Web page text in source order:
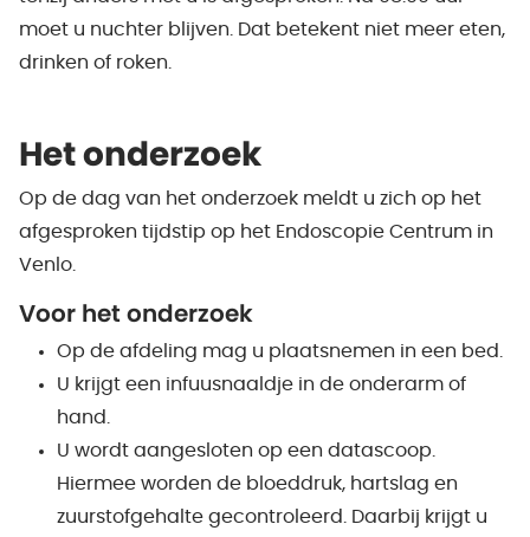
moet u nuchter blijven. Dat betekent niet meer eten,
drinken of roken.
Het onderzoek
Op de dag van het onderzoek meldt u zich op het
afgesproken tijdstip op het Endoscopie Centrum in
Venlo.
Voor het onderzoek
Op de afdeling mag u plaatsnemen in een bed.
U krijgt een infuusnaaldje in de onderarm of
hand.
U wordt aangesloten op een datascoop.
Hiermee worden de bloeddruk, hartslag en
zuurstofgehalte gecontroleerd. Daarbij krijgt u